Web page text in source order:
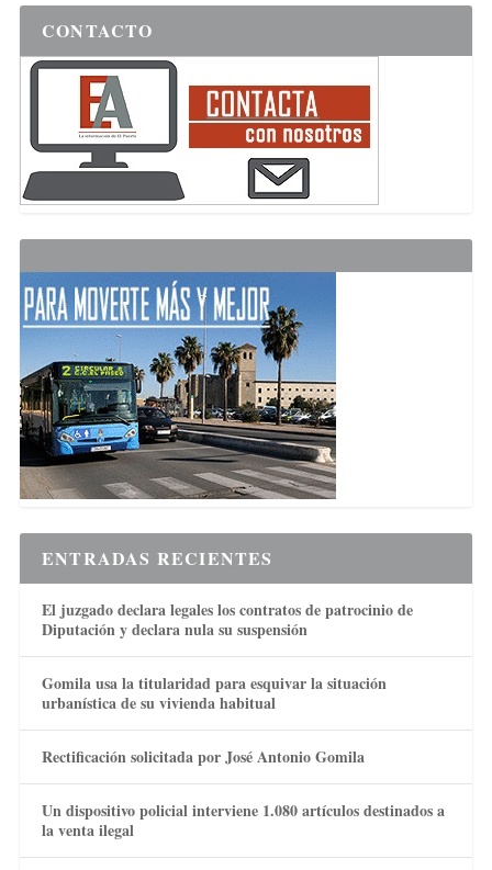
CONTACTO
ENTRADAS RECIENTES
El juzgado declara legales los contratos de patrocinio de
Diputación y declara nula su suspensión
Gomila usa la titularidad para esquivar la situación
urbanística de su vivienda habitual
Rectificación solicitada por José Antonio Gomila
Un dispositivo policial interviene 1.080 artículos destinados a
la venta ilegal